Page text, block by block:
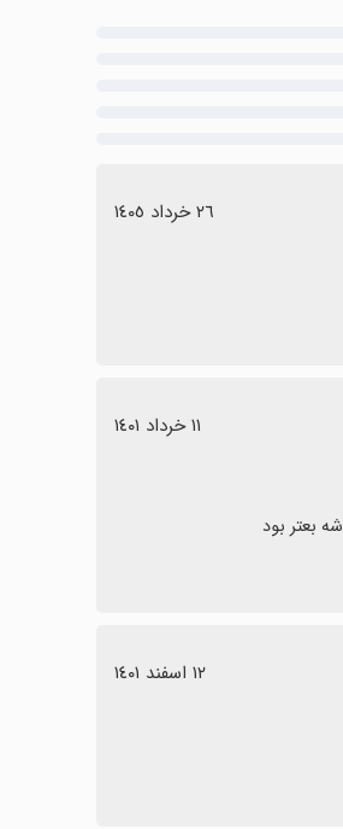
٢٦ خرداد ١٤٠٥
١١ خرداد ١٤٠١
بعتر بود
١٢ اسفند ١٤٠١